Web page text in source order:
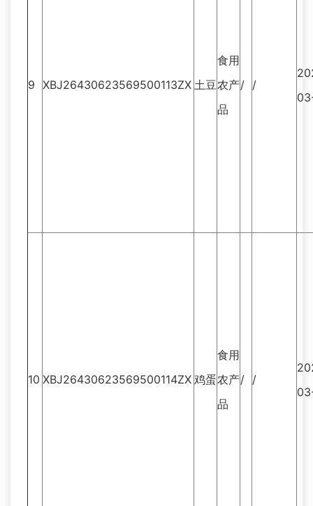
9 XBJ26430623569500113ZX 土豆
食用
农产
品
/ /
10 XBJ26430623569500114ZX 鸡蛋
食用
农产
品
/ /